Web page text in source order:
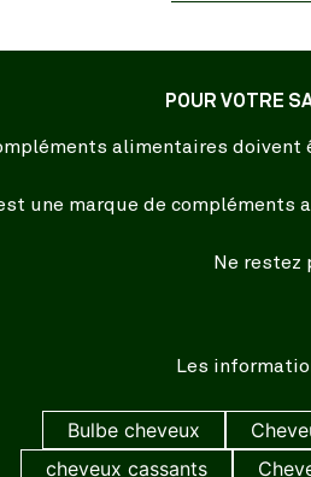
POUR VOTRE
alimentaires
une marque de
Ne
Les
Bulbe cheveux
cheveux cassants